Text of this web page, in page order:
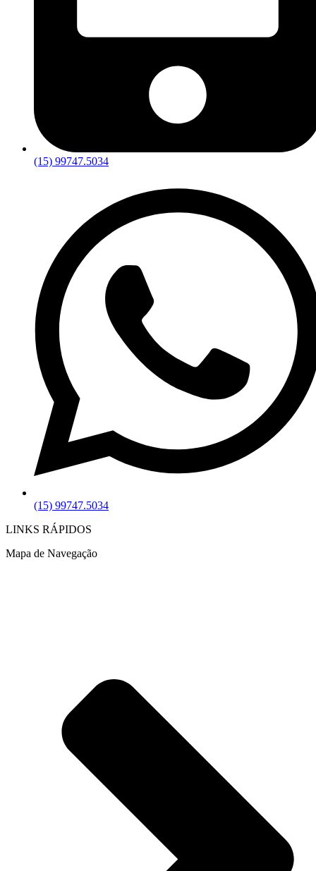
(15) 99747.5034
(15) 99747.5034
LINKS RÁPIDOS
Mapa de Navegação